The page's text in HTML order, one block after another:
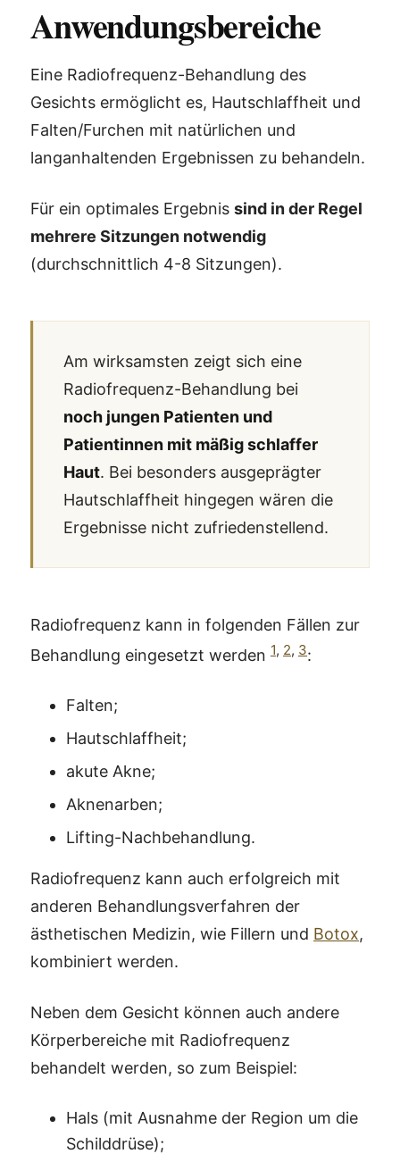
Anwendungsbereiche
Eine Radiofrequenz-Behandlung des
Gesichts ermöglicht es, Hautschlaffheit und
Falten/Furchen mit natürlichen und
langanhaltenden Ergebnissen zu behandeln.
Für ein optimales Ergebnis sind in der Regel
mehrere Sitzungen notwendig
(durchschnittlich 4-8 Sitzungen).
Am wirksamsten zeigt sich eine
Radiofrequenz-Behandlung bei
noch jungen Patienten und
Patientinnen mit mäßig schlaffer
Haut. Bei besonders ausgeprägter
Hautschlaffheit hingegen wären die
Ergebnisse nicht zufriedenstellend.
Radiofrequenz kann in folgenden Fällen zur
Behandlung eingesetzt werden 1, 2, 3:
Falten;
Hautschlaffheit;
akute Akne;
Aknenarben;
Lifting-Nachbehandlung.
Radiofrequenz kann auch erfolgreich mit
anderen Behandlungsverfahren der
ästhetischen Medizin, wie Fillern und Botox,
kombiniert werden.
Neben dem Gesicht können auch andere
Körperbereiche mit Radiofrequenz
behandelt werden, so zum Beispiel:
Hals (mit Ausnahme der Region um die
Schilddrüse);